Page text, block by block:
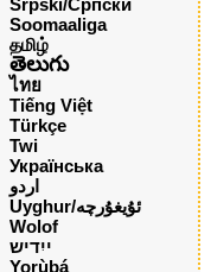
Srpski/Српски
Soomaaliga
தமிழ்
తెలుగు
ไทย
Tiếng Việt
Türkçe
Twi
Українська
اردو
Uyghur/ئۇيغۇرچه
Wolof
ייִדיש
Yorùbá